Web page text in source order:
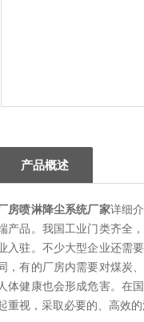
产品概述
房喷淋降尘系统厂家详细
产品。我国工业门类齐全
入驻。不少大型企业还需
，有的厂房内需要对煤炭
人体健康也会形成危害。在
重视，采取必要的、高效